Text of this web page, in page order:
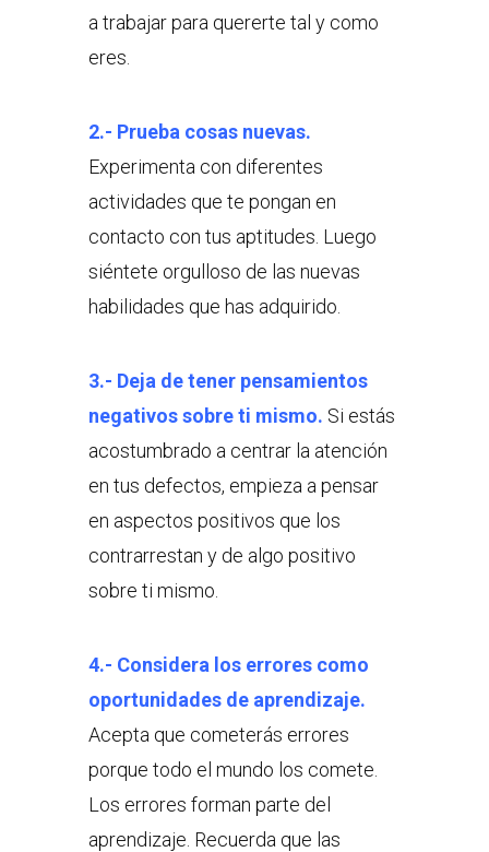
a trabajar para quererte tal y como
eres.
2.- Prueba cosas nuevas.
Experimenta con diferentes
actividades que te pongan en
contacto con tus aptitudes. Luego
siéntete orgulloso de las nuevas
habilidades que has adquirido.
3.- Deja de tener pensamientos
negativos sobre ti mismo. Si estás
acostumbrado a centrar la atención
en tus defectos, empieza a pensar
en aspectos positivos que los
contrarrestan y de algo positivo
sobre ti mismo.
4.- Considera los errores como
oportunidades de aprendizaje.
Acepta que cometerás errores
porque todo el mundo los comete.
Los errores forman parte del
aprendizaje. Recuerda que las